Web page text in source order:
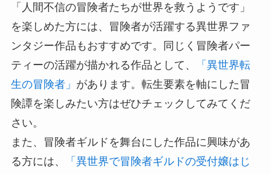
「人間不信の冒険者たちが世界を救うようです」
を楽しめた方には、冒険者が活躍する異世界ファ
ンタジー作品もおすすめです。同じく冒険者パー
ティーの活躍が描かれる作品として、
「異世界転
生の冒険者」 があります。転生要素を軸にした冒
険譚を楽しみたい方はぜひチェックしてみてくだ
さい。
また、冒険者ギルドを舞台にした作品に興味があ
る方には、
「異世界で冒険者ギルドの受付嬢はじ